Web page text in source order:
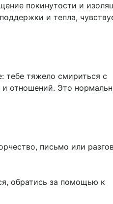
покинутости и
и тепла,
тебе тяжело смириться с
отношений. Это
письмо или
обратись за помощью к